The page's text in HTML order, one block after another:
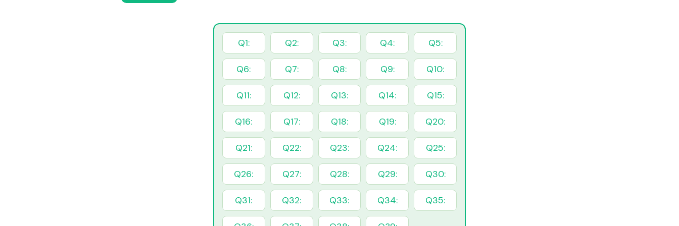
Q1: Q2: Q3: Q4: Q5:
Q6: Q7: Q8: Q9: Q10:
Q11: Q12: Q13: Q14: Q15:
Q16: Q17: Q18: Q19: Q20:
Q21: Q22: Q23: Q24: Q25:
Q26: Q27: Q28: Q29: Q30:
Q31: Q32: Q33: Q34: Q35: